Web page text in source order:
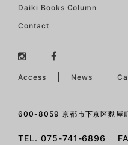
Daiki Books Column
Contact
Access News
600-8059 京都市下京区麩屋
TEL. 075-741-6896